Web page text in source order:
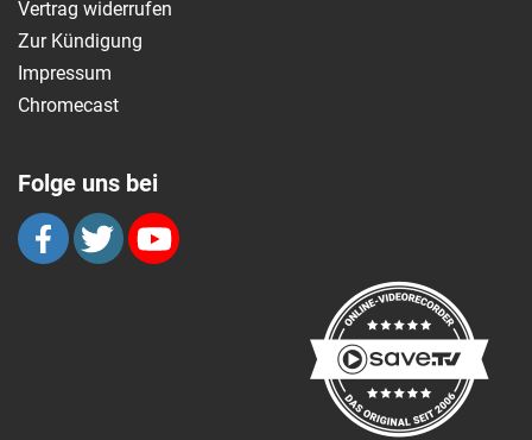
Vertrag widerrufen
Zur Kündigung
Impressum
Chromecast
Folge uns bei